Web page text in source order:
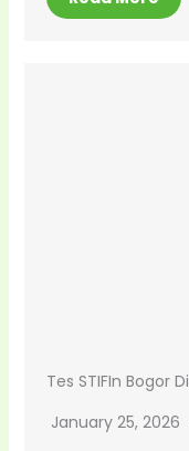
Tes STIFIn Bogor
January 25, 2026